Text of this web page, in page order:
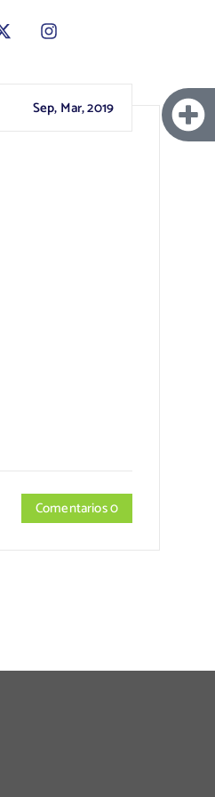
Sep, Mar, 2019
Comentarios 0